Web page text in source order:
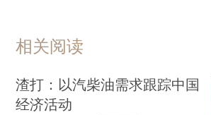
相关阅读
渣打：以汽柴油需求跟踪中国
经济活动